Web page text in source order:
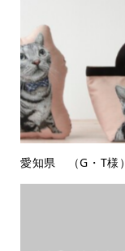
愛知県 （G・T様）